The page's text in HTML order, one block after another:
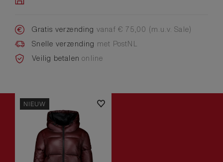
Gratis verzending vanaf € 75,00 (m.u.v. Sale)
Snelle verzending met PostNL
Veilig betalenonline
NIEUW